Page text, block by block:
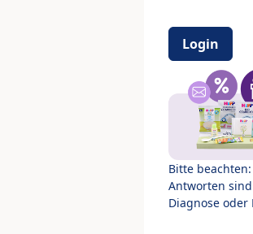
Login
Bitte
Antworten
Diagnose